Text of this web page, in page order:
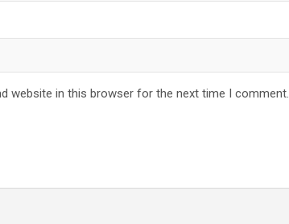
website in this browser for the next time I comment.